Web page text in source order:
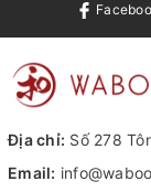
Địa chỉ: Số 278
Email: